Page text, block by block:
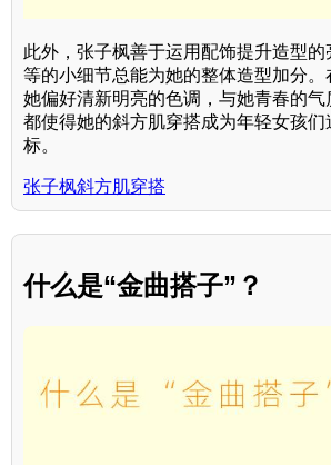
此外，张子枫善于运用配饰提升造型
等的小细节总能为她的整体造型加分。
她偏好清新明亮的色调，与她青春的
都使得她的斜方肌穿搭成为年轻女孩们
标。
张子枫斜方肌穿搭
什么是“金曲搭子”？